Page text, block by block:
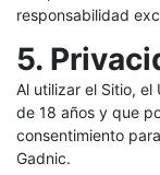
responsabilidad
5.
Al utilizar el Sitio,
de 18 años y que
consentimiento
Gadnic.